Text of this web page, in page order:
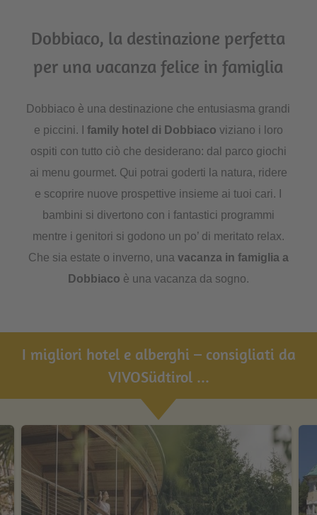
Dobbiaco, la destinazione perfetta
per una vacanza felice in famiglia
Dobbiaco è una destinazione che entusiasma grandi
e piccini. I family hotel di Dobbiaco viziano i loro
ospiti con tutto ciò che desiderano: dal parco giochi
ai menu gourmet. Qui potrai goderti la natura, ridere
e scoprire nuove prospettive insieme ai tuoi cari. I
bambini si divertono con i fantastici programmi
mentre i genitori si godono un po’ di meritato relax.
Che sia estate o inverno, una vacanza in famiglia a
Dobbiaco è una vacanza da sogno.
I migliori hotel e alberghi – consigliati da
VIVOSüdtirol ...